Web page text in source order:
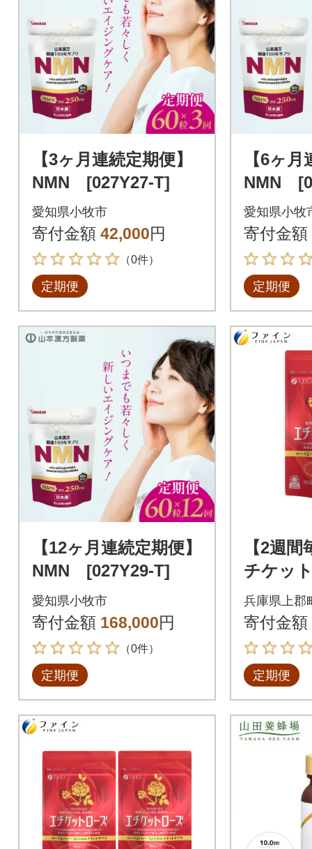
【3ヶ月連続定期便】
NMN [027Y27-T]
愛知県小牧市
寄付金額 42,000円
（0件）
定期便
【6ヶ
NMN
愛知県小牧
寄付金額
定期便
【12ヶ月連続定期便】
NMN [027Y29-T]
愛知県小牧市
寄付金額 168,000円
（0件）
定期便
【2週
チケッ
プセル
回
兵庫県上郡
寄付金額
定期便